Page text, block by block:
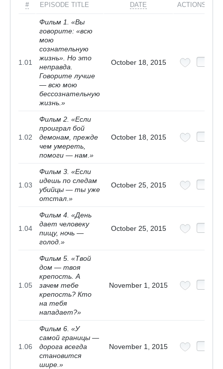
# EPISODE TITLE DATE ACTIONS
1.01
Фильм 1. «Вы
говорите: «всю
мою
сознательную
жизнь». Но это
неправда.
Говорите лучше
— всю мою
бессознательную
жизнь.»
October 18, 2015
1.02
Фильм 2. «Если
проиграл бой
демонам, прежде
чем умереть,
помоги — нам.»
October 18, 2015
1.03
Фильм 3. «Если
идешь по следам
убийцы — ты уже
отстал.»
October 25, 2015
1.04
Фильм 4. «День
дает человеку
пищу, ночь —
голод.»
October 25, 2015
1.05
Фильм 5. «Твой
дом — твоя
крепость. А
зачем тебе
крепость? Кто
на тебя
нападает?»
November 1, 2015
1.06
Фильм 6. «У
самой границы —
дорога всегда
становится
шире.»
November 1, 2015